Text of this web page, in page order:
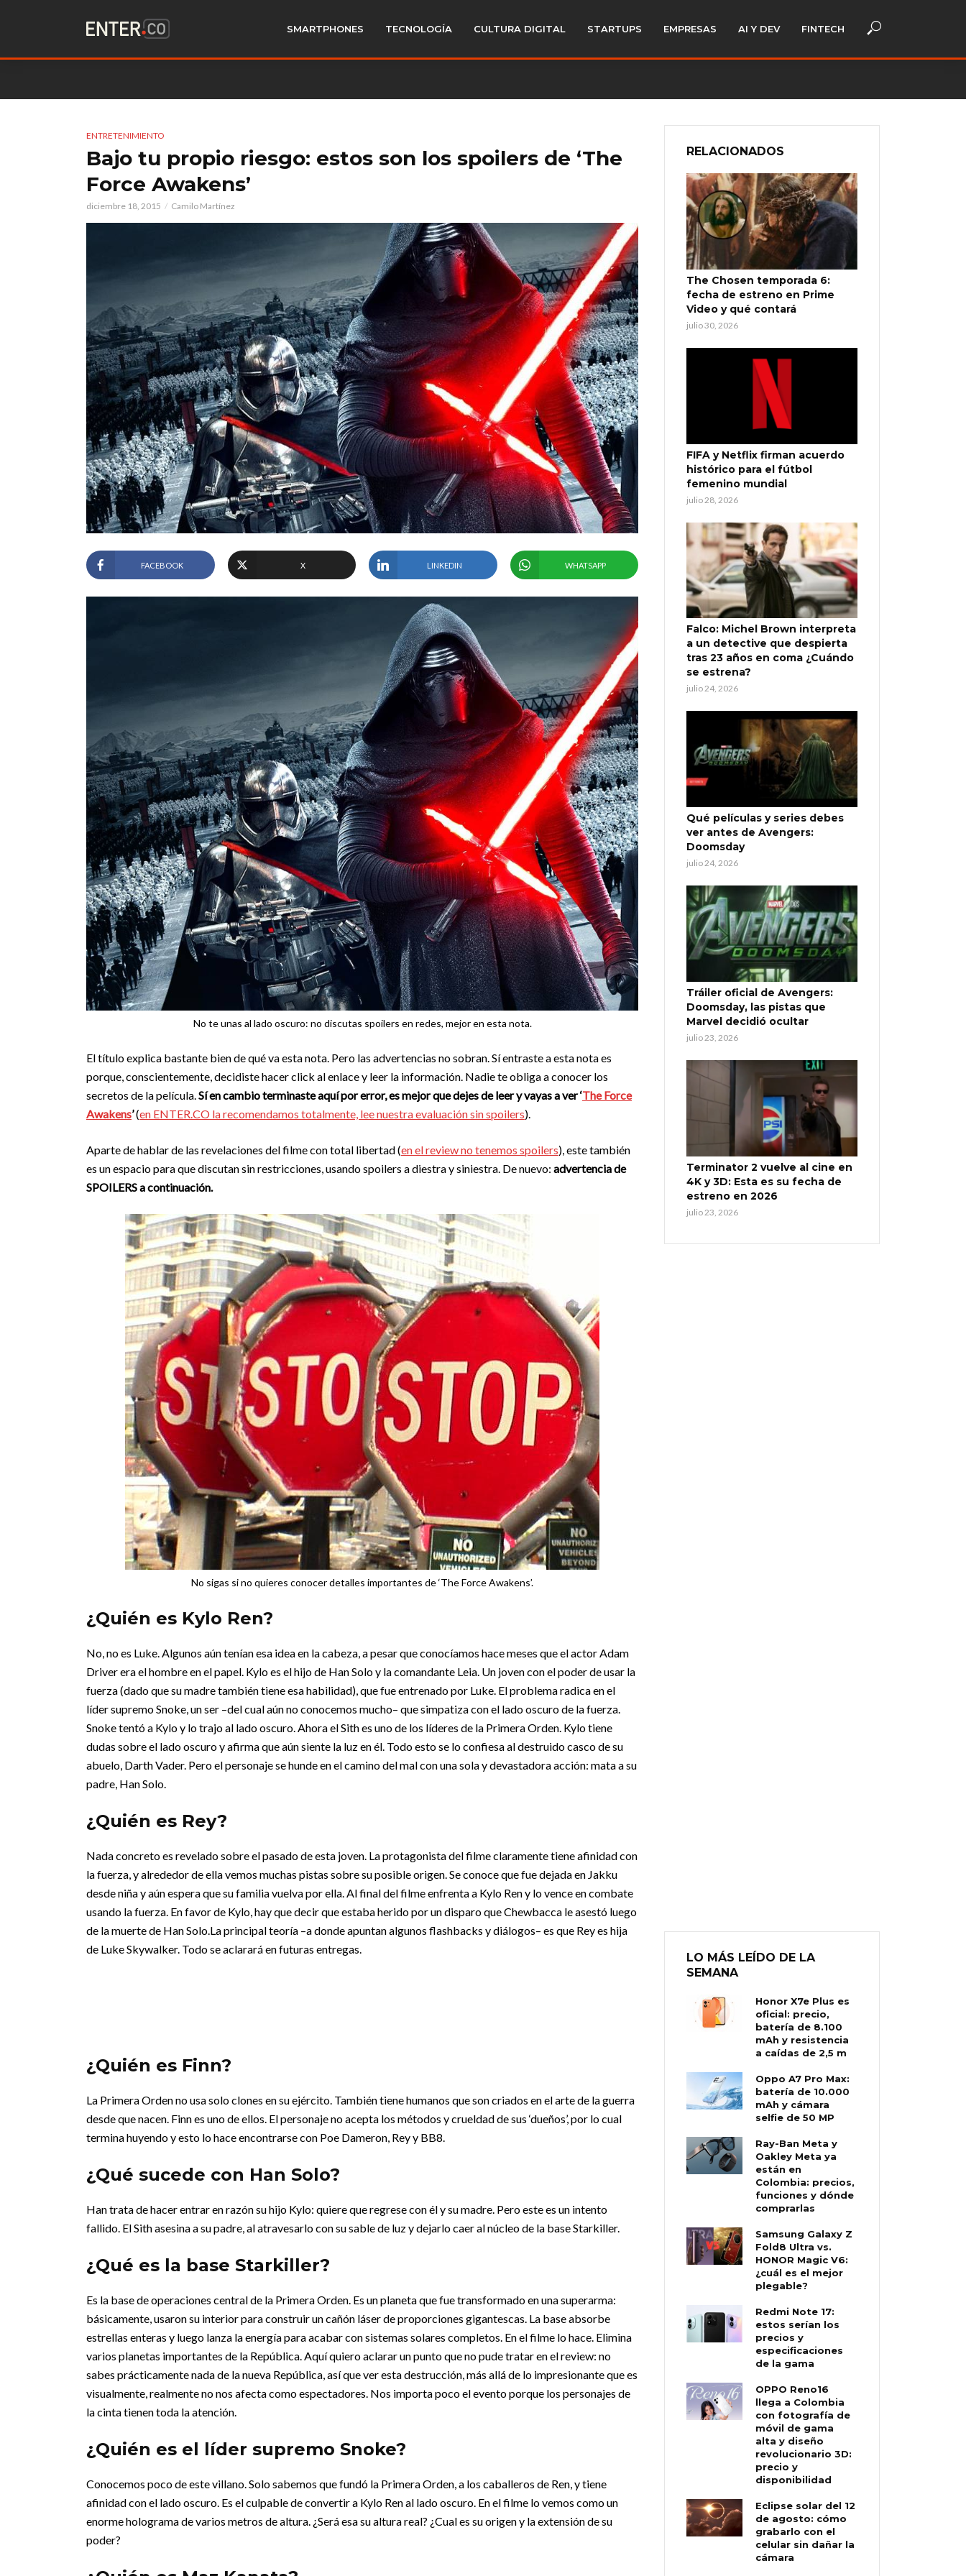
SMARTPHONES TECNOLOGÍA CULTURA DIGITAL STARTUPS EMPRESAS AI Y DEV FINTECH
ENTRETENIMIENTO
Bajo tu propio riesgo: estos son los spoilers de ‘The
Force Awakens’
diciembre 18, 2015 Camilo Martínez
FACEBOOK X LINKEDIN WHATSAPP
No te unas al lado oscuro: no discutas spoilers en redes, mejor en esta nota.
El título explica bastante bien de qué va esta nota. Pero las advertencias no sobran. Sí entraste a esta nota es
porque, conscientemente, decidiste hacer click al enlace y leer la información. Nadie te obliga a conocer los
secretos de la película.Sí en cambio terminaste aquí por error, es mejor que dejes de leer y vayas a ver ‘The Force
Awakens’(en ENTER.CO la recomendamos totalmente, lee nuestra evaluación sin spoilers).
Aparte de hablar de las revelaciones del filme con total libertad (en el review no tenemos spoilers), este también
es un espacio para que discutan sin restricciones, usando spoilers a diestra y siniestra. De nuevo: advertencia de
SPOILERS a continuación.
No sigas si no quieres conocer detalles importantes de ‘The Force Awakens’.
¿Quién es Kylo Ren?
No, no es Luke. Algunos aún tenían esa idea en la cabeza, a pesar que conocíamos hace meses que el actor Adam
Driver era el hombre en el papel. Kylo es el hijo de Han Solo y la comandante Leia. Un joven con el poder de usar la
fuerza (dado que su madre también tiene esa habilidad), que fue entrenado por Luke. El problema radica en el
líder supremo Snoke, un ser –del cual aún no conocemos mucho– que simpatiza con el lado oscuro de la fuerza.
Snoke tentó a Kylo y lo trajo al lado oscuro. Ahora el Sith es uno de los líderes de la Primera Orden. Kylo tiene
dudas sobre el lado oscuro y afirma que aún siente la luz en él. Todo esto se lo confiesa al destruido casco de su
abuelo, Darth Vader. Pero el personaje se hunde en el camino del mal con una sola y devastadora acción: mata a su
padre, Han Solo.
¿Quién es Rey?
Nada concreto es revelado sobre el pasado de esta joven. La protagonista del filme claramente tiene afinidad con
la fuerza, y alrededor de ella vemos muchas pistas sobre su posible origen. Se conoce que fue dejada en Jakku
desde niña y aún espera que su familia vuelva por ella.Al final del filme enfrenta a Kylo Ren y lo vence en combate
usando la fuerza. En favor de Kylo, hay que decir que estaba herido por un disparo que Chewbacca le asestó luego
de la muerte de Han Solo.La principal teoría –a donde apuntan algunos flashbacks y diálogos– es que Rey es hija
de Luke Skywalker. Todo se aclarará en futuras entregas.
¿Quién es Finn?
La Primera Orden no usa solo clones en su ejército. También tiene humanos que son criados en el arte de la guerra
desde que nacen. Finn es uno de ellos. El personaje no acepta los métodos y crueldad de sus ‘dueños’, por lo cual
termina huyendo y esto lo hace encontrarse con Poe Dameron, Rey y BB8.
¿Qué sucede con Han Solo?
Han trata de hacer entrar en razón su hijo Kylo: quiere que regrese con él y su madre. Pero este es un intento
fallido. El Sith asesina a su padre, al atravesarlo con su sable de luz y dejarlo caer al núcleo de la base Starkiller.
¿Qué es la base Starkiller?
Es la base de operaciones central de la Primera Orden. Es un planeta que fue transformado en una superarma:
básicamente, usaron su interior para construir un cañón láser de proporciones gigantescas. La base absorbe
estrellas enteras y luego lanza la energía para acabar con sistemas solares completos. En el filme lo hace. Elimina
varios planetas importantes de la República.Aquí quiero aclarar un punto que no pude tratar en el review: no
sabes prácticamente nada de la nueva República, así que ver esta destrucción, más allá de lo impresionante que es
visualmente, realmente no nos afecta como espectadores. Nos importa poco el evento porque los personajes de
la cinta tienen toda la atención.
¿Quién es el líder supremo Snoke?
Conocemos poco de este villano. Solo sabemos que fundó la Primera Orden, a los caballeros de Ren, y tiene
afinidad con el lado oscuro. Es el culpable de convertir a Kylo Ren al lado oscuro. En el filme lo vemos como un
enorme holograma de varios metros de altura. ¿Será esa su altura real? ¿Cual es su origen y la extensión de su
poder?
RELACIONADOS
The Chosen temporada 6:
fecha de estreno en Prime
Video y qué contará
julio 30, 2026
FIFA y Netflix firman acuerdo
histórico para el fútbol
femenino mundial
julio 28, 2026
Falco: Michel Brown interpreta
a un detective que despierta
tras 23 años en coma ¿Cuándo
se estrena?
julio 24, 2026
Qué películas y series debes
ver antes de Avengers:
Doomsday
julio 24, 2026
Tráiler oficial de Avengers:
Doomsday, las pistas que
Marvel decidió ocultar
julio 23, 2026
Terminator 2 vuelve al cine en
4K y 3D: Esta es su fecha de
estreno en 2026
julio 23, 2026
LO MÁS LEÍDO DE LA
SEMANA
Honor X7e Plus es
oficial: precio,
batería de 8.100
mAh y resistencia
a caídas de 2,5 m
Oppo A7 Pro Max:
batería de 10.000
mAh y cámara
selfie de 50 MP
Ray-Ban Meta y
Oakley Meta ya
están en
Colombia: precios,
funciones y dónde
comprarlas
Samsung Galaxy Z
Fold8 Ultra vs.
HONOR Magic V6:
¿cuál es el mejor
plegable?
Redmi Note 17:
estos serían los
precios y
especificaciones
de la gama
OPPO Reno16
llega a Colombia
con fotografía de
móvil de gama
alta y diseño
revolucionario 3D:
precio y
disponibilidad
Eclipse solar del 12
de agosto: cómo
grabarlo con el
celular sin dañar la
cámara